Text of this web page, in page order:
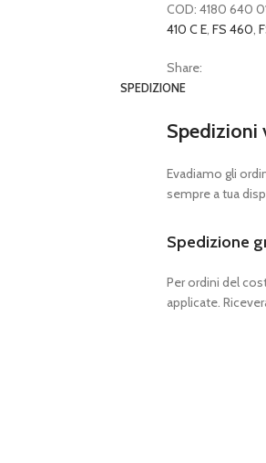
COD: 4180 640
410 C E, FS 460,
Share:
SPEDIZIONE
Spedizioni
Evadiamo gli
sempre a tua
Spedizione
Per ordini del
applicate.